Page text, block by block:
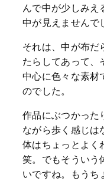
んで中が少しみえ
中が見えませんで
それは、中が布だ
たらしてあって、
中心に色々な素材
のでした。
作品にぶつかった
ながら歩く感じは
体はちょっとよく
笑。でもそういう
いですね。もうち